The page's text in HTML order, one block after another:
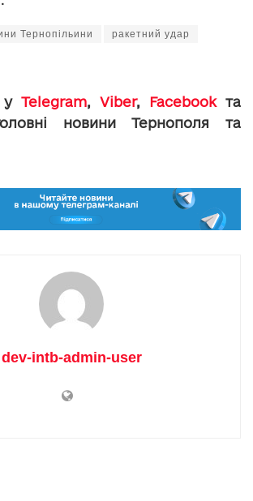
Тернопільини ракетний удар
у Telegram, Viber, Facebookта
новини Тернополя та
dev-intb-admin-user